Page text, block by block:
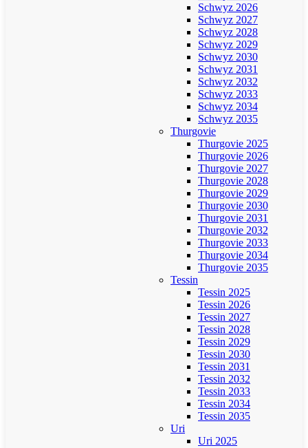
Schwyz 2026
Schwyz 2027
Schwyz 2028
Schwyz 2029
Schwyz 2030
Schwyz 2031
Schwyz 2032
Schwyz 2033
Schwyz 2034
Schwyz 2035
Thurgovie
Thurgovie 2025
Thurgovie 2026
Thurgovie 2027
Thurgovie 2028
Thurgovie 2029
Thurgovie 2030
Thurgovie 2031
Thurgovie 2032
Thurgovie 2033
Thurgovie 2034
Thurgovie 2035
Tessin
Tessin 2025
Tessin 2026
Tessin 2027
Tessin 2028
Tessin 2029
Tessin 2030
Tessin 2031
Tessin 2032
Tessin 2033
Tessin 2034
Tessin 2035
Uri
Uri 2025